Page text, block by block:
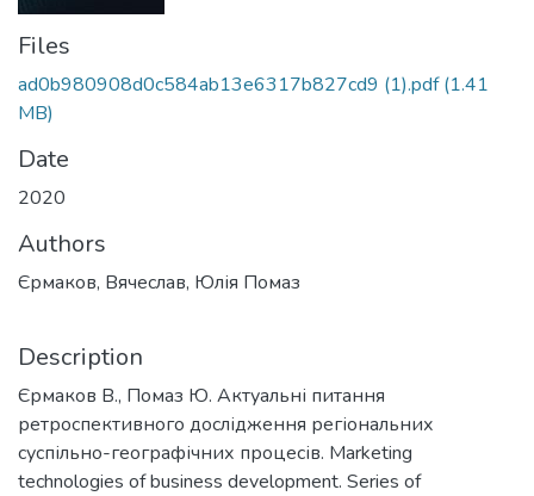
Files
ad0b980908d0c584ab13e6317b827cd9 (1).pdf(1.41
MB)
Date
2020
Authors
Єрмаков, Вячеслав, Юлія Помаз
Description
Єрмаков В., Помаз Ю. Актуальні питання
ретроспективного дослідження регіональних
суспільно-географічних процесів. Marketing
technologies of business development. Series of